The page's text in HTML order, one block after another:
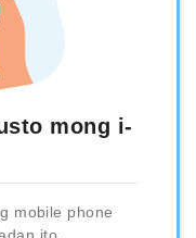
mong i-
mobile phone
ito.